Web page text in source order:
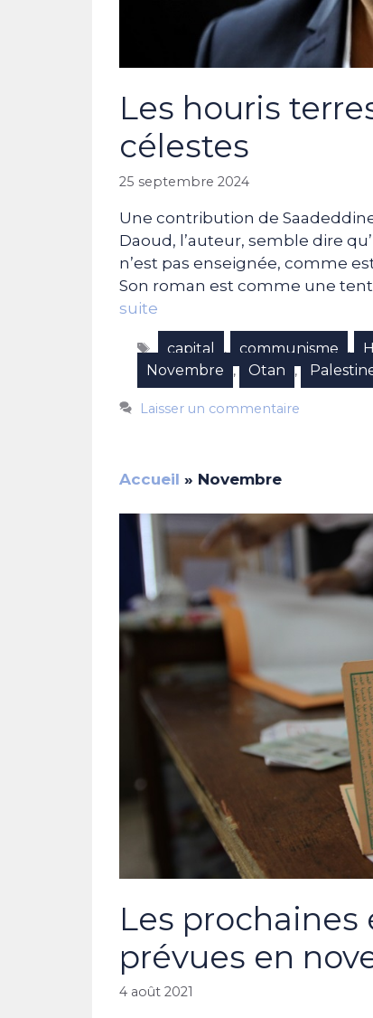
Les houris
célestes
25 septembre 2024
Une contribution de
Daoud, l’auteur, semble dire
n’est pas enseignée, comme
Son roman est comme une
suite
Étiquettes
capital , communisme ,
Novembre , Otan ,
Laisser un commentaire
Accueil » Novembre
Les prochaines
prévues en
4 août 2021